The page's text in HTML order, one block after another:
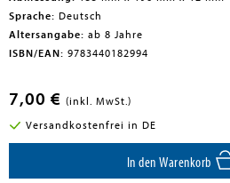
Sprache: Deutsch
Altersangabe: ab 8 Jahre
ISBN/EAN: 9783440182994
7,00 € (inkl. MwSt.)
Versandkostenfrei in DE
In den Warenkorb